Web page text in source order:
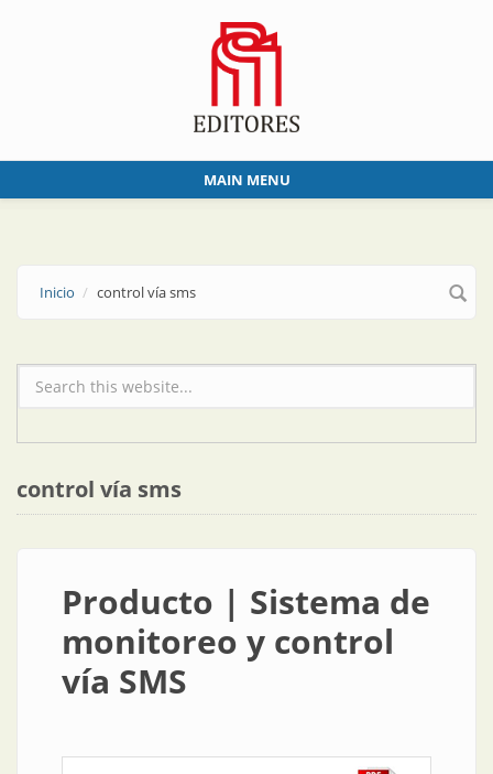
MAIN MENU
Inicio control vía sms
Formulario de búsqueda
control vía sms
Producto | Sistema de
monitoreo y control
vía SMS